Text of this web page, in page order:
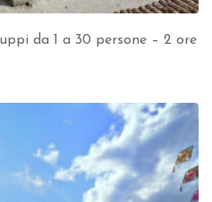
da 1 a 30 persone – 2 ore